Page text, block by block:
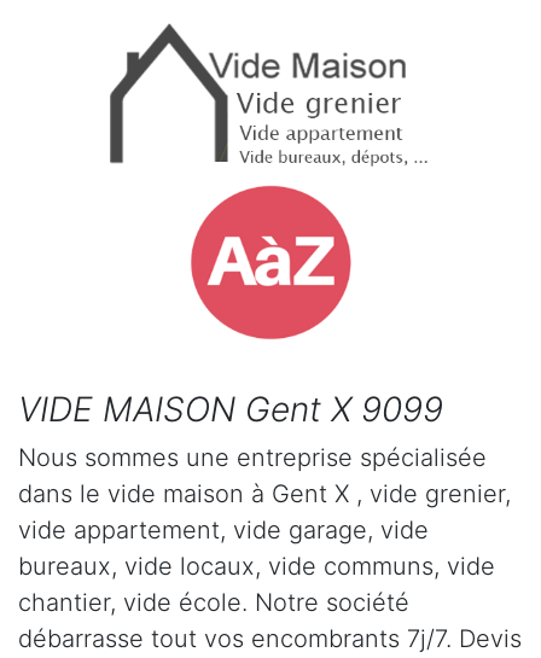
VIDE MAISON Gent X 9099
Nous sommes une entreprise spécialisée
dans le vide maison à Gent X , vide grenier,
vide appartement, vide garage, vide
bureaux, vide locaux, vide communs, vide
chantier, vide école. Notre société
débarrasse tout vos encombrants 7j/7. Devis